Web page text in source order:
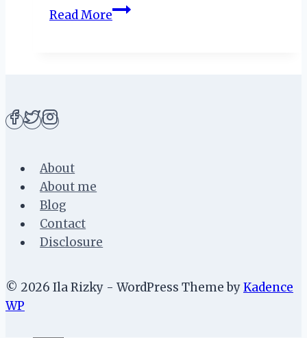
Read MoreSerunya
About
About me
Blog
Contact
Disclosure
© 2026 Ila Rizky - WordPress Theme byKadence
WP